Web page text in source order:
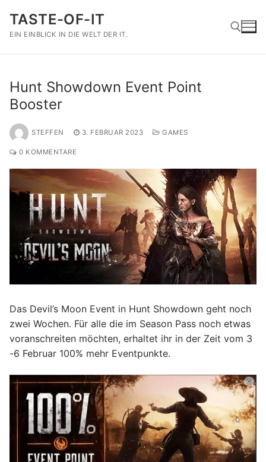
Inhalt
springen
TASTE-OF-IT
EIN EINBLICK IN DIE WELT DER IT.
Hunt Showdown Event Point
Booster
STEFFEN 3. FEBRUAR 2023 GAMES
0 KOMMENTARE
Das Devil’s Moon Event in Hunt Showdown geht noch
zwei Wochen. Für alle die im Season Pass noch etwas
voranschreiten möchten, erhaltet ihr in der Zeit vom 3
-6 Februar 100% mehr Eventpunkte.